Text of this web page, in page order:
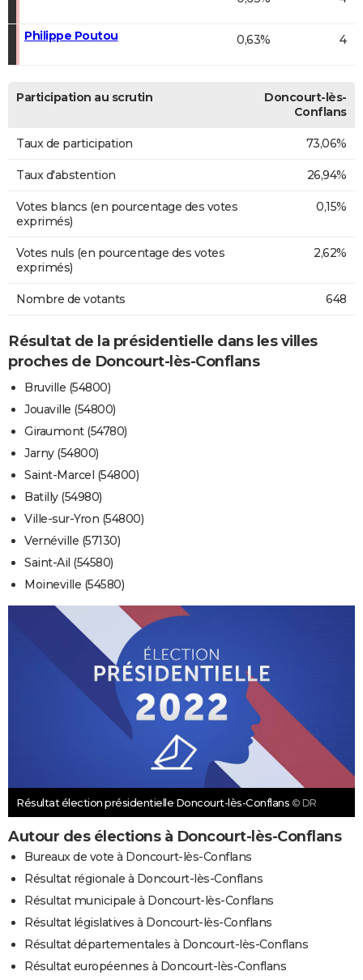
Philippe Poutou 0,63% 4
Participation au scrutin
Doncourt-lès-
Conflans
Taux de participation 73,06%
Taux d'abstention 26,94%
Votes blancs (en pourcentage des votes
exprimés)
0,15%
Votes nuls (en pourcentage des votes
exprimés)
2,62%
Nombre de votants 648
Résultat de la présidentielle dans les villes
proches de Doncourt-lès-Conflans
Bruville (54800)
Jouaville (54800)
Giraumont (54780)
Jarny (54800)
Saint-Marcel (54800)
Batilly (54980)
Ville-sur-Yron (54800)
Vernéville (57130)
Saint-Ail (54580)
Moineville (54580)
Résultat élection présidentielle Doncourt-lès-Conflans © DR
Autour des élections à Doncourt-lès-Conflans
Bureaux de vote à Doncourt-lès-Conflans
Résultat régionale à Doncourt-lès-Conflans
Résultat municipale à Doncourt-lès-Conflans
Résultat législatives à Doncourt-lès-Conflans
Résultat départementales à Doncourt-lès-Conflans
Résultat européennes à Doncourt-lès-Conflans